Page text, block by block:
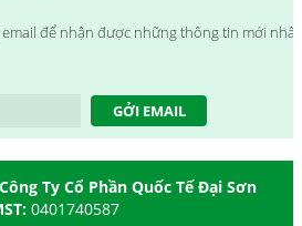
để nhận được những thông tin mới nhất
GỞI EMAIL
Công Ty Cổ Phần Quốc Tế Đại Sơn
0401740587